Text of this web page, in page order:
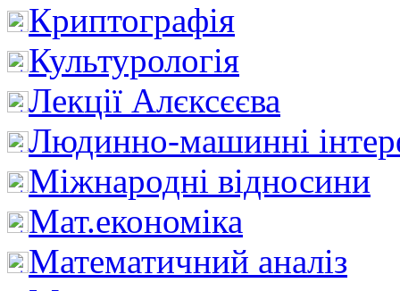
Криптографія
Культурологія
Лекції Алєксєєва
Людинно-машинні
Міжнародні відносини
Мат.економіка
Математичний аналіз